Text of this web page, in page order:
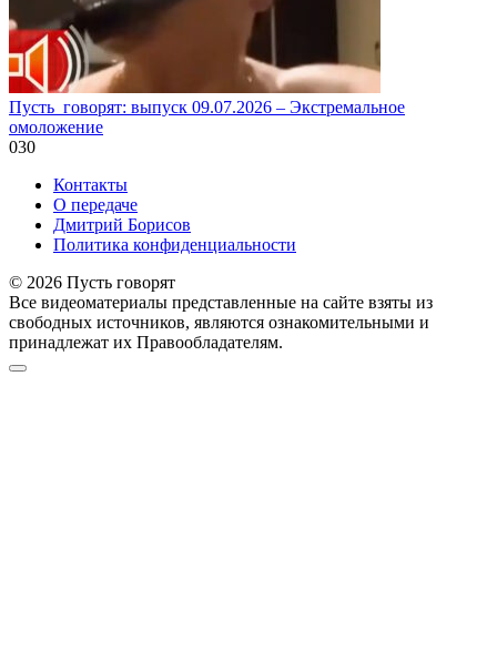
Пусть_говорят: выпуск 09.07.2026 – Экстремальное
омоложение
030
Контакты
О передаче
Дмитрий Борисов
Политика конфиденциальности
© 2026 Пусть говорят
Все видеоматериалы представленные на сайте взяты из
свободных источников, являются ознакомительными и
принадлежат их Правообладателям.